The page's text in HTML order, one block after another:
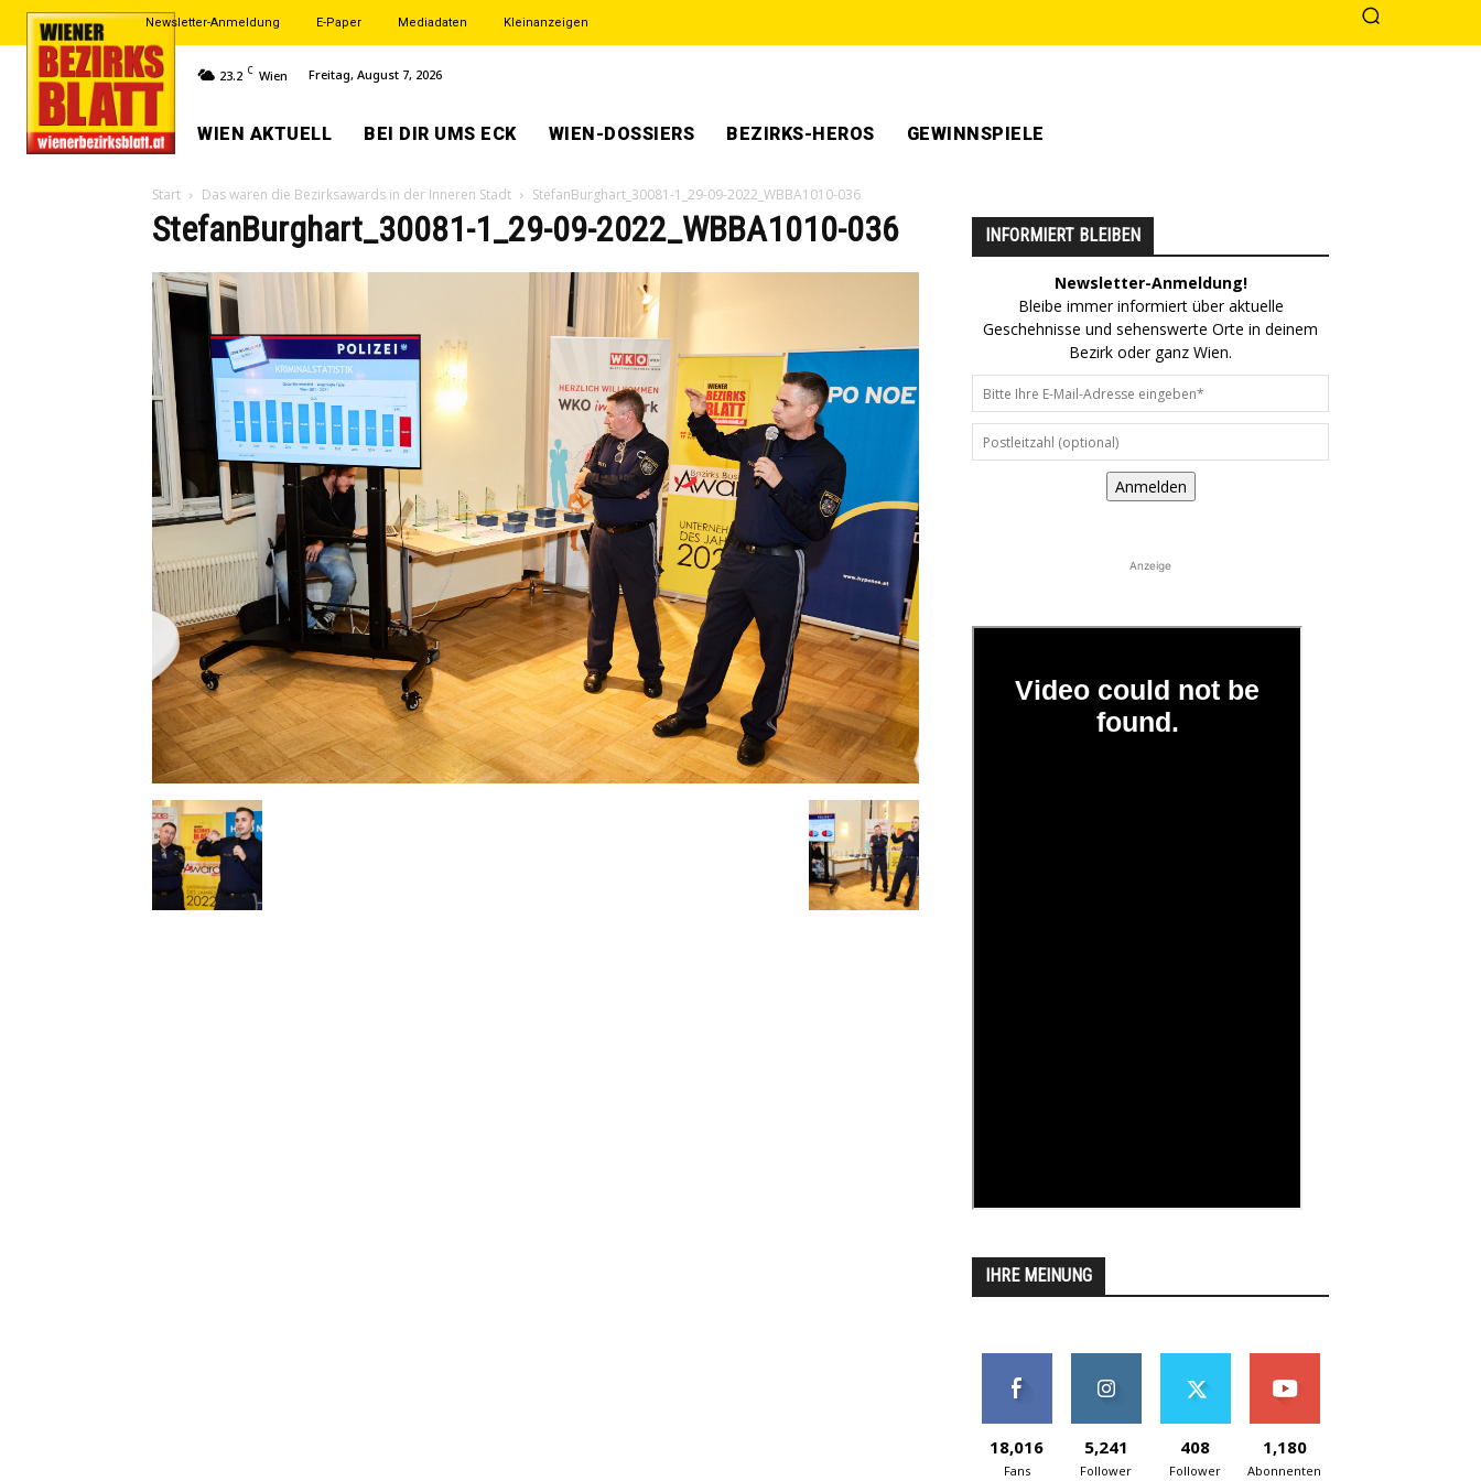
Newsletter-Anmeldung E-Paper Mediadaten Kleinanzeigen
23.2 C Wien Freitag, August 7, 2026
WIEN AKTUELL BEI DIR UMS ECK WIEN-DOSSIERS BEZIRKS-HEROS GEWINNSPIELE
Start Das waren die Bezirksawards in der Inneren Stadt StefanBurghart_30081-1_29-09-2022_WBBA1010-036
StefanBurghart_30081-1_29-09-2022_WBBA1010-036 INFORMIERT BLEIBEN
Newsletter-Anmeldung!
Bleibe immer informiert über aktuelle
Geschehnisse und sehenswerte Orte in deinem
Bezirk oder ganz Wien.
Anmelden
Anzeige
IHRE MEINUNG
18,016
Fans
5,241
Follower
408
Follower
1,180
Abonnenten